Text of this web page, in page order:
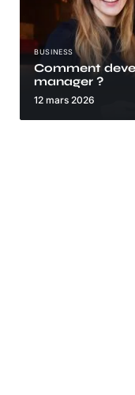
BUSINESS
Comment
manager ?
12 mars 2026